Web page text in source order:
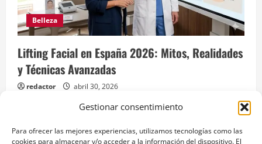
Gestionar consentimiento
Para ofrecer las mejores experiencias, utilizamos tecnologías como las
cookies para almacenar y/o acceder a la información del dispositivo. El
Belleza
Lifting Facial en España 2026: Mitos, Realidades
y Técnicas Avanzadas
redactor abril 30, 2026